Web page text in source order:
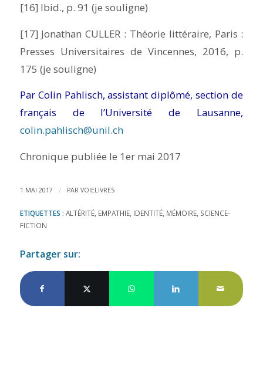
[16] Ibid., p. 91 (je souligne)
[17] Jonathan CULLER : Théorie littéraire, Paris :
Presses Universitaires de Vincennes, 2016, p.
175 (je souligne)
Par Colin Pahlisch, assistant diplômé, section de
français de l’Université de Lausanne,
colin.pahlisch@unil.ch
Chronique publiée le 1er mai 2017
1 MAI 2017 / PAR VOIELIVRES
ETIQUETTES : ALTÉRITÉ, EMPATHIE, IDENTITÉ, MÉMOIRE, SCIENCE-
FICTION
Partager sur: